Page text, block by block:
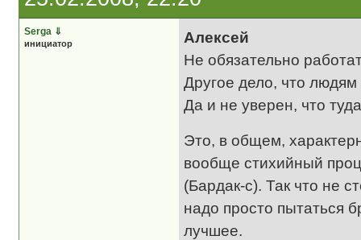
Serga ⇓
инициатор
Алексей
Не обязательно
Другое дело, что
Да и не уверен, что
Это, в общем,
вообще стихийный
(Бардак-с). Так что не
надо просто пытаться
лучшее.